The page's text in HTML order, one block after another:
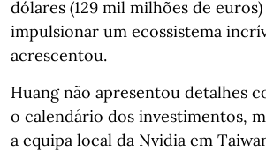
dólares (129 mil milhões de
impulsionar um ecossistema
acrescentou.
Huang não apresentou detalhes
o calendário dos investimentos,
a equipa local da Nvidia em